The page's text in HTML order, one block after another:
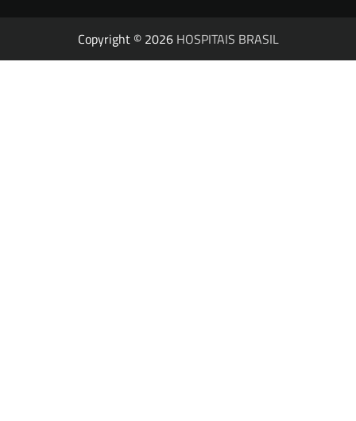
Copyright © 2026 HOSPITAIS BRASIL